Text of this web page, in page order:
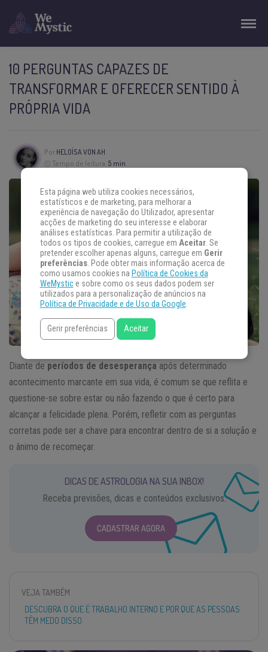
10 PERGUNTAS CAPAZES DE
TRANSFORMAR E OFERECER SENTIDO À
PRÓPRIA VIDA
Por HELOÍSA VON AH
Tempo de leitura: 5 min
Diante de períodos de desesperança após determinado
acontecimento marcante em sua vida, é comum se que reflita e
questione-se sobre estar ou não fazendo o que é certo para
alcançar a felicidade plena. Porém, refletir com as perguntas
corretas pode ser a chave para encontrar dentro de si a solução e
o ânimo de recomeçar.
DICAS DE ASTROLOGIA NA SUA INBOX!
Receba previsões, dicas e conteúdos exclusivos.
CADASTRAR AGORA
VEJA TAMBÉM
DESCUBRA O QUE É TRABALHO INTERNO E POR QUE AS PESSOAS
TÊM MEDO DISSO
Esta página web utiliza cookies necessários,
estatísticos e de marketing, para melhorar a
experiência de navegação do Utilizador, apresentar
acções de marketing do seu interesse e elaborar
análises estatísticas. Para permitir a utilização de
todos os tipos de cookies, carregue em Aceitar. Se
pretender escolher apenas alguns, carregue em Gerir
preferências. Pode obter mais informação acerca de
como usamos cookies na Política de Cookies da
WeMystice sobre como os seus dados podem ser
utilizados para a personalização de anúncios na
Política de Privacidade e de Uso da Google.
Gerir preferências Aceitar